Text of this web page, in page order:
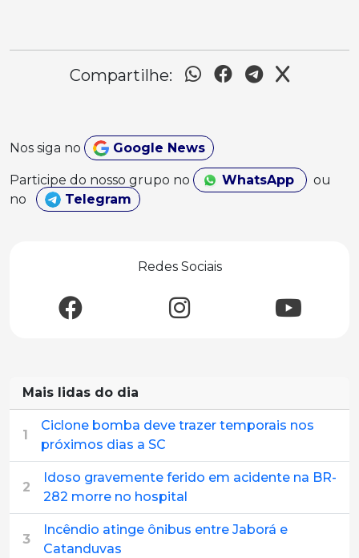
Compartilhe:
Nos siga no Google News
Participe do nosso grupo no WhatsApp
ou
no
Telegram
Redes Sociais
Mais lidas do dia
1
Ciclone bomba deve trazer temporais nos
próximos dias a SC
2
Idoso gravemente ferido em acidente na BR-
282 morre no hospital
3
Incêndio atinge ônibus entre Jaborá e
Catanduvas